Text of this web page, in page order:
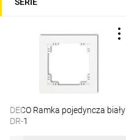
DECO Ramka pojedyncza biały
DR-1